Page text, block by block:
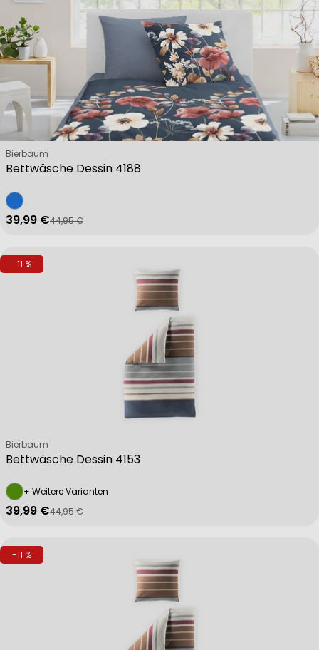
Bettwäsche Dessin 4188
Verkäufer:
Bierbaum
Verkaufspreis
39,99 €
Regulärer Preis
44,95 €
-11 %
Bettwäsche Dessin 4153
Verkäufer:
Bierbaum
+ Weitere Varianten
Verkaufspreis
39,99 €
Regulärer Preis
44,95 €
-11 %